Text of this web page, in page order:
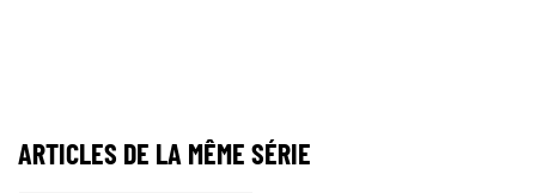
ARTICLES DE LA MÊME SÉRIE